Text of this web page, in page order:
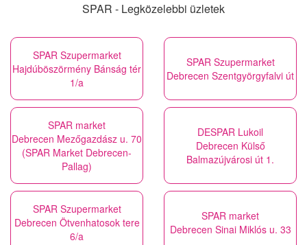
SPAR - Legközelebbi üzletek
SPAR Szupermarket
Hajdúböszörmény Bánság tér
1/a
SPAR Szupermarket
Debrecen Szentgyörgyfalvi út
SPAR market
Debrecen Mezőgazdász u. 70
(SPAR Market Debrecen-
Pallag)
DESPAR Lukoil
Debrecen Külső
Balmazújvárosi út 1.
SPAR Szupermarket
Debrecen Ötvenhatosok tere
6/a
SPAR market
Debrecen Sinai Miklós u. 33